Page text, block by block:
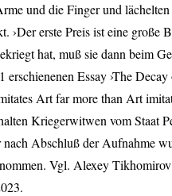
und die Finger und
›Der erste Preis ist eine große
hat, muß sie dann beim
erschienenen Essay ›The
Art far more than Art
Kriegerwitwen vom Staat
nach Abschluß der Aufnahme
Vgl. Alexey